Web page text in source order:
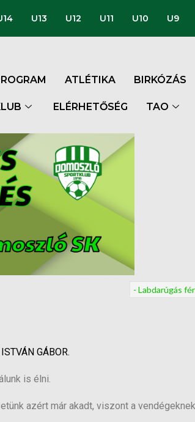
U13 U12 U11 U10 U9
ATLÉTIKA BIRKÓZÁS
ELÉRHETŐSÉG TAO
- Labdarúgás
GÁBOR.
is élni.
azért már akadt, viszont a vendégeknek